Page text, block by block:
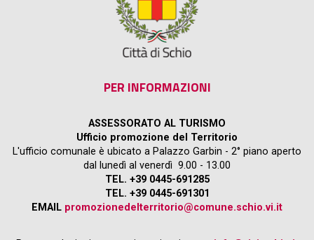
PER INFORMAZIONI
ASSESSORATO AL TURISMO
Ufficio promozione del Territorio
L'ufficio comunale è ubicato a Palazzo Garbin - 2° piano aperto
dal lunedì al venerdì 9.00 - 13.00
TEL. +39 0445-691285
TEL. +39 0445-691301
EMAIL promozionedelterritorio@comune.schio.vi.it